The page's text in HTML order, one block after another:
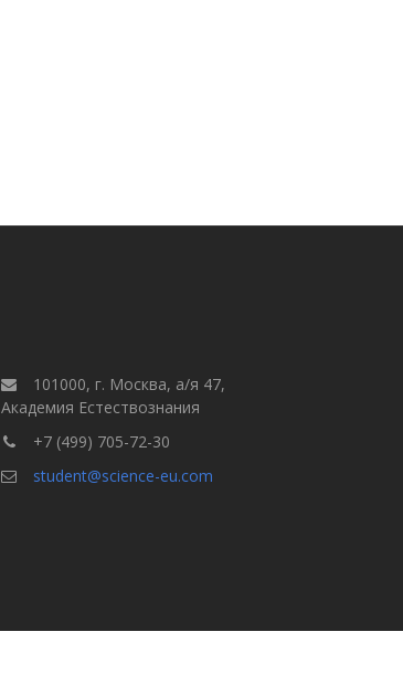
101000, г. Москва, а/я 47,
Академия Естествознания
+7 (499) 705-72-30
student@science-eu.com